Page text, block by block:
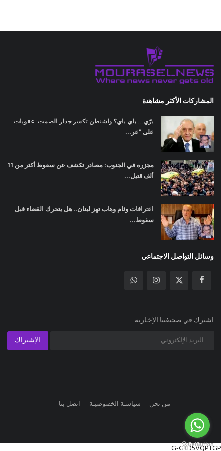
المشاركات الأكثر مشاهدة
برّي... باي باي؟ واشنطن تكسر جدار الصمت: عقوبات
على "عر...
مجزرة في الجنوب: مصادر تكشف عن سقوط أكثر من 11
ألف قتيل...
اعترافات وئام وهاب تهز لبنان.. هل يتحرك القضاء قبل
سقوط...
وسائل التواصل الاجتماعي
اشترك في صحيفتنا الإخبارية
الإشتراك
من نحن سياسـة الخصوصيـة اتصل بنا
G-GKD5VQPTGP